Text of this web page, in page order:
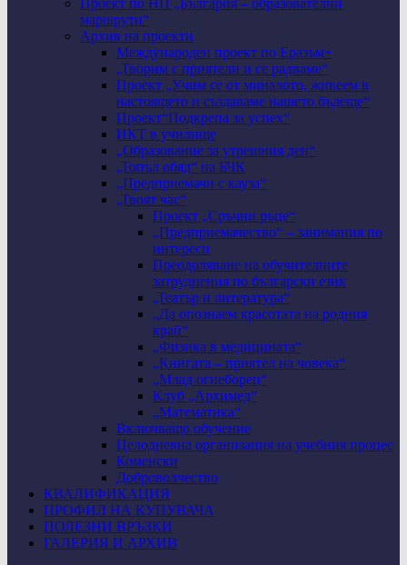
Проект по НП „България – образователни
маршрути“
Архив на проекти
Международен проект по Еразъм+
„Творим с приятели и се радваме“
Проект „Учим се от миналото, живеем в
настоящето и създаваме нашето бъдеще“
Проект“Подкрепа за успех“
ИКТ в училище
„Образование за утрешния ден“
„Топъл обяд“ на БЧК
„Предприемачи с кауза“
„Твоят час“
Проект „Сръчни ръце“
„Предприемачество“ – занимания по
интереси
Преодоляване на обучителните
затруднения по български език
„Театър и литература“
„Да опознаем красотата на родния
край“
„Физика в медицината“
„Книгата – приятел на човека“
„Млад огнеборец“
Клуб „Архимед“
„Математика“
Включващо обучение
Целодневна организация на учебния процес
Коменски
Доброволчество
КВАЛИФИКАЦИЯ
ПРОФИЛ НА КУПУВАЧА
ПОЛЕЗНИ ВРЪЗКИ
ГАЛЕРИЯ И АРХИВ